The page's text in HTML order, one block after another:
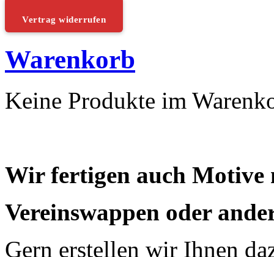
Vertrag widerrufen
Warenkorb
Keine Produkte im
Wir fertigen auch Motive
Vereinswappen oder
Gern erstellen wir Ihnen